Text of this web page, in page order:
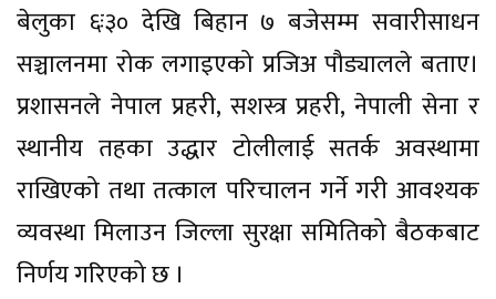
बेलुका ६ः३० देखि बिहान ७ बजेसम्म सवारीसाधन
सञ्चालनमा रोक लगाइएको प्रजिअ पौड्यालले बताए।
प्रशासनले नेपाल प्रहरी, सशस्त्र प्रहरी, नेपाली सेना र
स्थानीय तहका उद्धार टोलीलाई सतर्क अवस्थामा
राखिएको तथा तत्काल परिचालन गर्ने गरी आवश्यक
व्यवस्था मिलाउन जिल्ला सुरक्षा समितिको बैठकबाट
निर्णय गरिएको छ ।